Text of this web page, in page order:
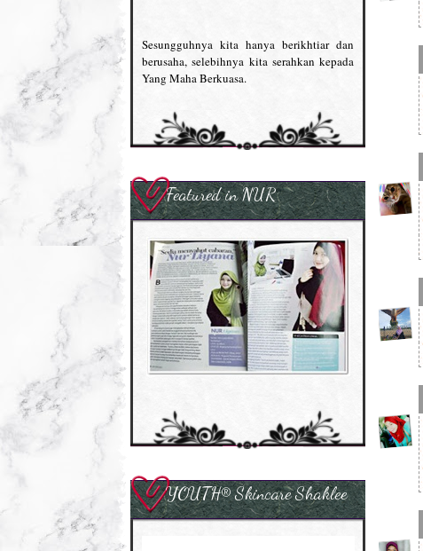
Sesungguhnya kita hanya berikhtiar dan
berusaha, selebihnya kita serahkan kepada
Yang Maha Berkuasa.
Featured in NUR
YOUTH® Skincare Shaklee